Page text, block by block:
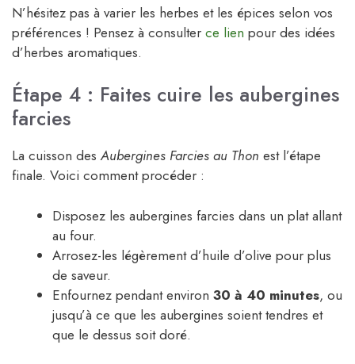
N’hésitez pas à varier les herbes et les épices selon vos
préférences ! Pensez à consulter ce lien pour des idées
d’herbes aromatiques.
Étape 4 : Faites cuire les aubergines
farcies
La cuisson desAubergines Farcies au Thon est l’étape
finale. Voici comment procéder :
Disposez les aubergines farcies dans un plat allant
au four.
Arrosez-les légèrement d’huile d’olive pour plus
de saveur.
Enfournez pendant environ 30 à 40 minutes, ou
jusqu’à ce que les aubergines soient tendres et
que le dessus soit doré.